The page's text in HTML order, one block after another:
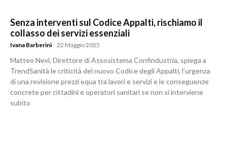
Senza interventi sul Codice Appalti, rischiamo il
collasso dei servizi essenziali
Ivana Barberini - 22 Maggio 2025
Matteo Nevi, Direttore di Assosistema Confindustria, spiega a
TrendSanità le criticità del nuovo Codice degli Appalti, l’urgenza
di una revisione prezzi equa tra lavori e servizi e le conseguenze
concrete per cittadini e operatori sanitari se non si interviene
subito